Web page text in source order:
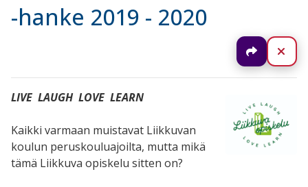
-hanke 2019 - 2020
Jaa
LIVE LAUGH LOVE LEARN
Kaikki varmaan muistavat Liikkuvan
koulun peruskouluajoilta, mutta mikä
tämä Liikkuva opiskelu sitten on?